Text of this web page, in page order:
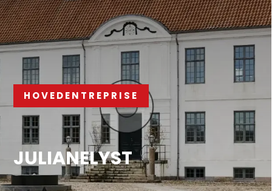
HOVEDENTREPRISE
JULIANELYST